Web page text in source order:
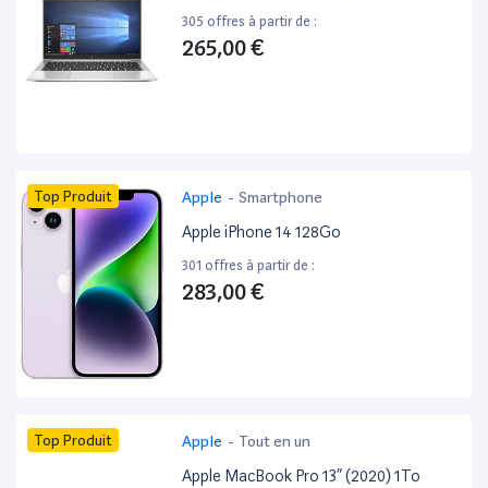
305 offres à partir de :
265,00 €
Top Produit Apple - Smartphone
Apple iPhone 14 128Go
301 offres à partir de :
283,00 €
Top Produit Apple - Tout en un
Apple MacBook Pro 13” (2020) 1To